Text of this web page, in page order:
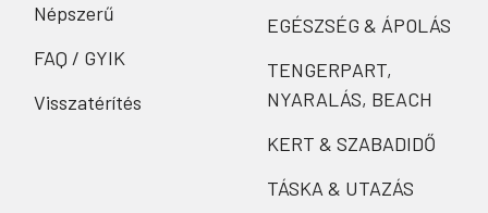
Népszerű
FAQ / GYIK
Visszatérítés
EGÉSZSÉG & ÁPOLÁS
TENGERPART,
NYARALÁS, BEACH
KERT & SZABADIDŐ
TÁSKA & UTAZÁS